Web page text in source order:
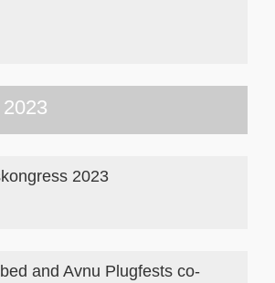
2023
and Avnu Plugfests co-